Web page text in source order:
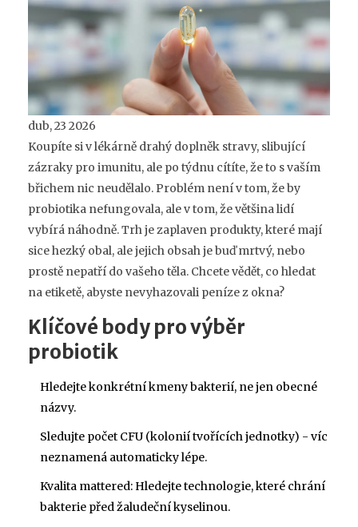
dub, 23 2026
Koupíte si v lékárně drahý doplněk stravy, slibující
zázraky pro imunitu, ale po týdnu cítíte, že to s vaším
břichem nic neudělalo. Problém není v tom, že by
probiotika nefungovala, ale v tom, že většina lidí
vybírá náhodně. Trh je zaplaven produkty, které mají
sice hezký obal, ale jejich obsah je buď mrtvý, nebo
prostě nepatří do vašeho těla. Chcete vědět, co hledat
na etiketě, abyste nevyhazovali peníze z okna?
Klíčové body pro výběr
probiotik
Hledejte konkrétní kmeny bakterií, ne jen obecné
názvy.
Sledujte počet CFU (kolonií tvořících jednotky) - víc
neznamená automaticky lépe.
Kvalita mattered: Hledejte technologie, které chrání
bakterie před žaludeční kyselinou.